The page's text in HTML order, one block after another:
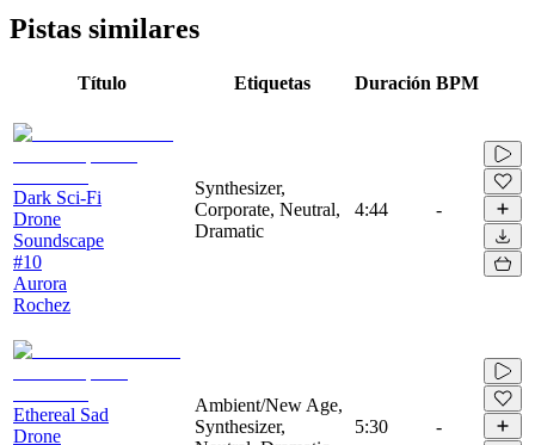
Pistas similares
Título Etiquetas Duración BPM
Dark Sci-Fi
Drone
Soundscape
#10
Aurora
Rochez
Synthesizer,
Corporate, Neutral,
Dramatic
4:44 -
Ethereal Sad
Drone
Ambient/New Age,
Synthesizer,
5:30 -